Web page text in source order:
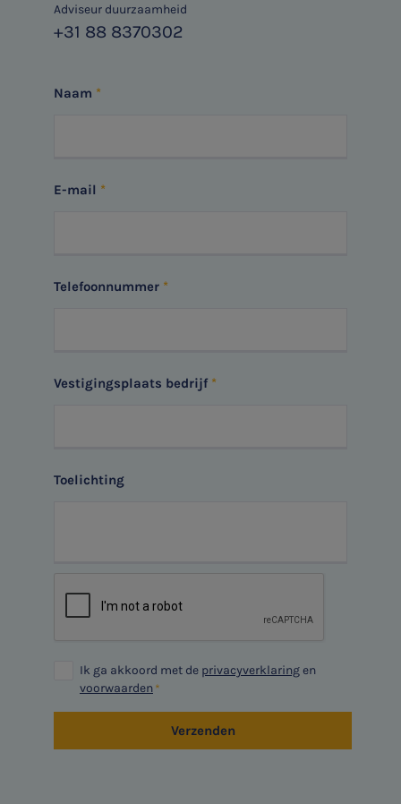
SNEL UW ANTWOORD VINDEN
Zonder gedoe
Adviseur duurzaamheid
+31 88 8370302
Naam
E-mail
Telefoonnummer
Vestigingsplaats bedrijf
Toelichting
Ik ga akkoord met de privacyverklaringen
voorwaarden
Verzenden